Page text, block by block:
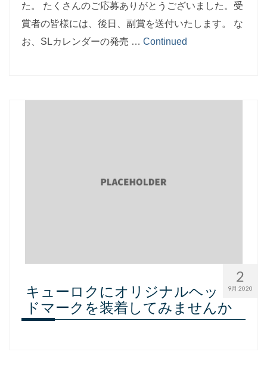
た。 たくさんのご応募ありがとうございました。受
賞者の皆様には、後日、副賞を送付いたします。 な
お、SLカレンダーの発売 … Continued
2
9月 2020
キューロクにオリジナルヘッ
ドマークを装着してみませんか